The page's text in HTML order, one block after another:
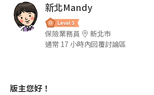
新北Mandy
保險業務員
新北市
通常 17 小時內回覆討論區
版主您好！